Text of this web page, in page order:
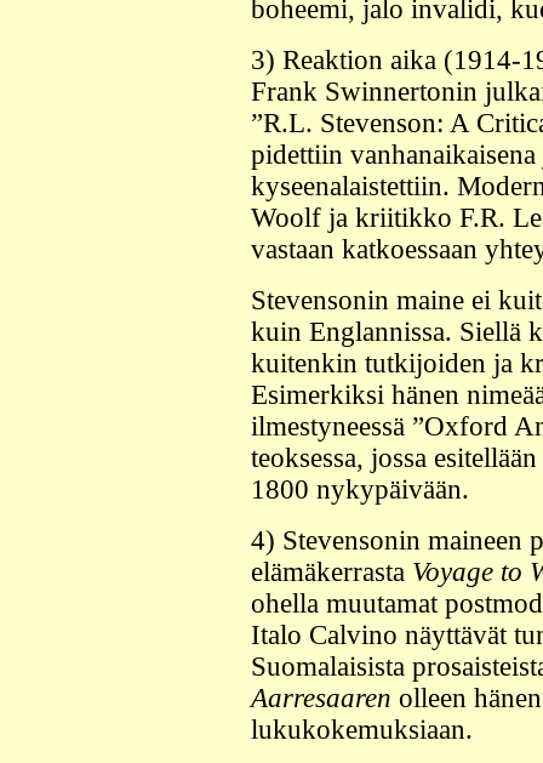
boheemi, jalo invalidi,
3) Reaktion aika (1914-
Frank Swinnertonin
”R.L. Stevenson: A
pidettiin
kyseenalaistettiin.
Woolf ja kriitikko F.R.
vastaan katkoessaan
Stevensonin maine ei
kuin Englannissa. Siellä
kuitenkin tutkijoiden ja
Esimerkiksi hänen
ilmestyneessä ”Oxford
teoksessa, jossa
1800 nykypäivään.
4) Stevensonin maineen
elämäkerrasta Voyage to
ohella muutamat
Italo Calvino näyttävät
Suomalaisista
Aarresaaren olleen
lukukokemuksiaan.